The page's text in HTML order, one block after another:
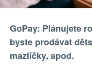
GoPay: Plánujete
byste prodávat
mazlíčky, apod.